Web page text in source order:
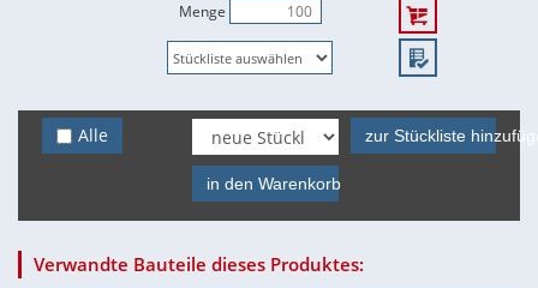
Menge
Alle zur Stückliste
in den Warenkorb
Verwandte Bauteile dieses Produktes: